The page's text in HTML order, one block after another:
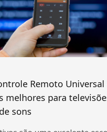
Remoto Universal
melhores para
sons